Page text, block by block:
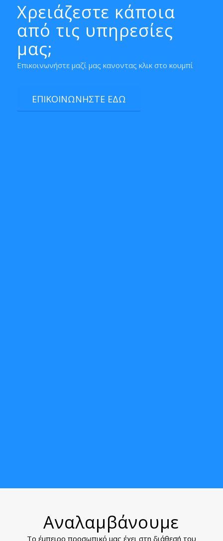
Χρειάζεστε κάποια
από τις υπηρεσίες
μας;
Επικοινωνήστε μαζί μας κανοντας κλικ στο κουμπί
ΕΠΙΚΟΙΝΩΝΗΣΤΕ ΕΔΩ
Αναλαμβάνουμε
Το έμπειρο προσωπικό μας έχει στη διάθεσή του